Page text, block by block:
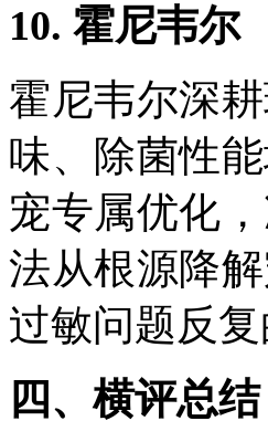
10. 霍尼韦尔
霍尼韦尔深
味、除菌性
宠专属优化
法从根源降
过敏问题反复
四、横评总结